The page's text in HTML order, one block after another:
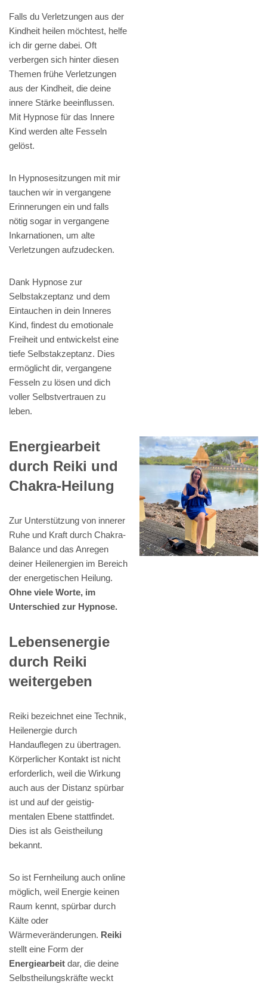
Falls du Verletzungen aus der
Kindheit heilen möchtest, helfe
ich dir gerne dabei. Oft
verbergen sich hinter diesen
Themen frühe Verletzungen
aus der Kindheit, die deine
innere Stärke beeinflussen.
Mit Hypnose für das Innere
Kind werden alte Fesseln
gelöst.
In Hypnosesitzungen mit mir
tauchen wir in vergangene
Erinnerungen ein und falls
nötig sogar in vergangene
Inkarnationen, um alte
Verletzungen aufzudecken.
Dank Hypnose zur
Selbstakzeptanz und dem
Eintauchen in dein Inneres
Kind, findest du emotionale
Freiheit und entwickelst eine
tiefe Selbstakzeptanz. Dies
ermöglicht dir, vergangene
Fesseln zu lösen und dich
voller Selbstvertrauen zu
leben.
Energiearbeit
durch Reiki und
Chakra-Heilung
Zur Unterstützung von innerer
Ruhe und Kraft durch Chakra-
Balance und das Anregen
deiner Heilenergien im Bereich
der energetischen Heilung.
Ohne viele Worte, im
Unterschied zur Hypnose.
Lebensenergie
durch Reiki
weitergeben
Reiki bezeichnet eine Technik,
Heilenergie durch
Handauflegen zu übertragen.
Körperlicher Kontakt ist nicht
erforderlich, weil die Wirkung
auch aus der Distanz spürbar
ist und auf der geistig-
mentalen Ebene stattfindet.
Dies ist als Geistheilung
bekannt.
So ist Fernheilung auch online
möglich, weil Energie keinen
Raum kennt, spürbar durch
Kälte oder
Wärmeveränderungen. Reiki
stellt eine Form der
Energiearbeit dar, die deine
Selbstheilungskräfte weckt